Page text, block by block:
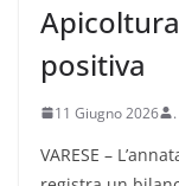
positiva
11 Giugno 2026 .
VARESE –